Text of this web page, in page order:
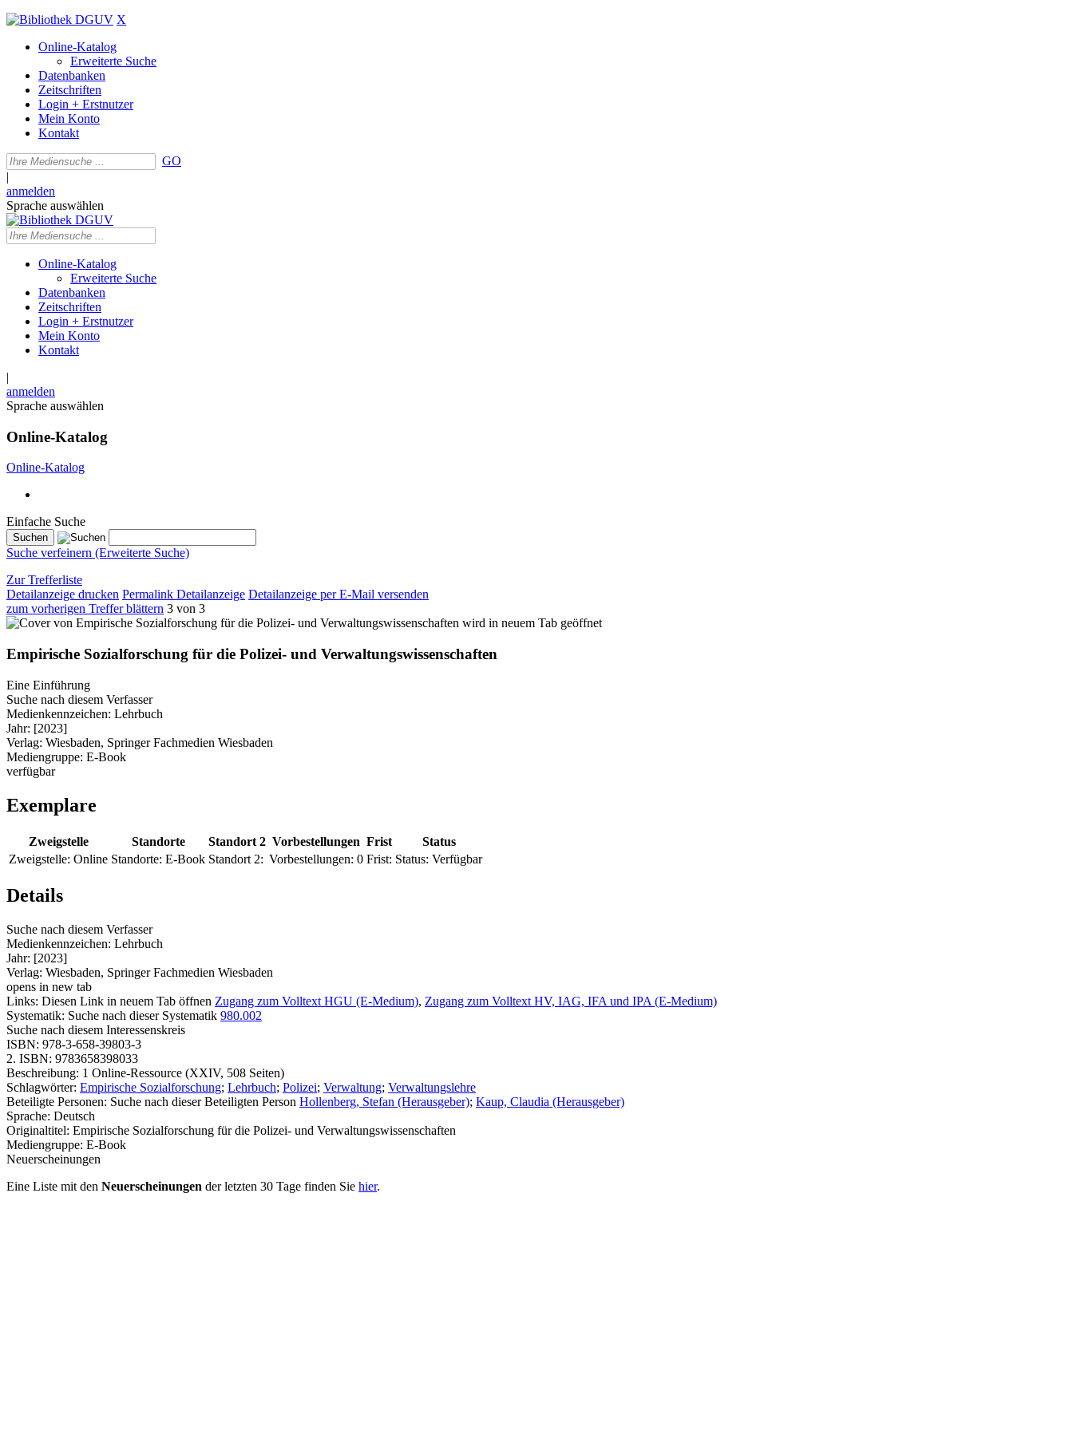
X
Online-Katalog
Erweiterte Suche
Datenbanken
Zeitschriften
Login + Erstnutzer
Mein Konto
Kontakt
GO
|
anmelden
Sprache auswählen
Online-Katalog
Erweiterte Suche
Datenbanken
Zeitschriften
Login + Erstnutzer
Mein Konto
Kontakt
|
anmelden
Sprache auswählen
Online-Katalog
Online-Katalog
Einfache Suche
Suche verfeinern (Erweiterte Suche)
Zur Trefferliste
Detailanzeige drucken Permalink Detailanzeige Detailanzeige per E-Mail versenden
zum vorherigen Treffer blättern 3 von 3
wird in neuem Tab geöffnet
Empirische Sozialforschung für die Polizei- und Verwaltungswissenschaften
Eine Einführung
Suche nach diesem Verfasser
Medienkennzeichen: Lehrbuch
Jahr: [2023]
Verlag: Wiesbaden, Springer Fachmedien Wiesbaden
Mediengruppe: E-Book
verfügbar
Exemplare
Zweigstelle Standorte Standort 2 Vorbestellungen Frist
Status
Zweigstelle: Online Standorte: E-Book Standort 2: Vorbestellungen: 0 Frist: Status: Verfügbar
Details
Suche nach diesem Verfasser
Medienkennzeichen: Lehrbuch
Jahr: [2023]
Verlag: Wiesbaden, Springer Fachmedien Wiesbaden
opens in new tab
Links: Diesen Link in neuem Tab öffnen Zugang zum Volltext HGU (E-Medium), Zugang zum Volltext HV, IAG, IFA und IPA (E-Medium)
Systematik: Suche nach dieser Systematik 980.002
Suche nach diesem Interessenskreis
ISBN: 978-3-658-39803-3
2. ISBN: 9783658398033
Beschreibung: 1 Online-Ressource (XXIV, 508 Seiten)
Schlagwörter: Empirische Sozialforschung; Lehrbuch; Polizei; Verwaltung; Verwaltungslehre
Beteiligte Personen: Suche nach dieser Beteiligten Person Hollenberg, Stefan (Herausgeber); Kaup, Claudia (Herausgeber)
Sprache: Deutsch
Originaltitel: Empirische Sozialforschung für die Polizei- und Verwaltungswissenschaften
Mediengruppe: E-Book
Neuerscheinungen
Eine Liste mit den Neuerscheinungen der letzten 30 Tage finden Sie hier.